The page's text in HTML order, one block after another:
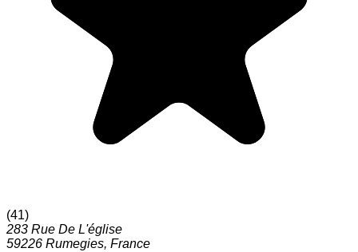
(41)
283 Rue De L'église
59226 Rumegies, France